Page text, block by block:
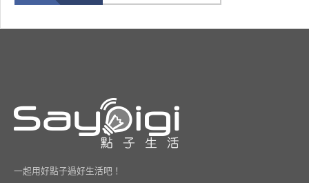
一起用好點子過好生活吧！